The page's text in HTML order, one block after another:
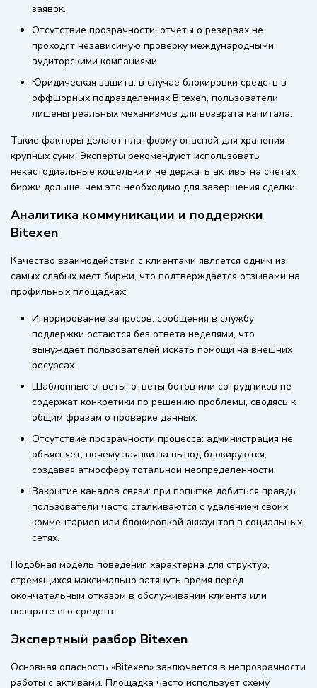
заявок.
Отсутствие прозрачности: отчеты о резервах не
проходят независимую проверку международными
аудиторскими компаниями.
Юридическая защита: в случае блокировки средств в
оффшорных подразделениях Bitexen, пользователи
лишены реальных механизмов для возврата капитала.
Такие факторы делают платформу опасной для хранения
крупных сумм. Эксперты рекомендуют использовать
некастодиальные кошельки и не держать активы на счетах
биржи дольше, чем это необходимо для завершения сделки.
Аналитика коммуникации и поддержки
Bitexen
Качество взаимодействия с клиентами является одним из
самых слабых мест биржи, что подтверждается отзывами на
профильных площадках:
Игнорирование запросов: сообщения в службу
поддержки остаются без ответа неделями, что
вынуждает пользователей искать помощи на внешних
ресурсах.
Шаблонные ответы: ответы ботов или сотрудников не
содержат конкретики по решению проблемы, сводясь к
общим фразам о проверке данных.
Отсутствие прозрачности процесса: администрация не
объясняет, почему заявки на вывод блокируются,
создавая атмосферу тотальной неопределенности.
Закрытие каналов связи: при попытке добиться правды
пользователи часто сталкиваются с удалением своих
комментариев или блокировкой аккаунтов в социальных
сетях.
Подобная модель поведения характерна для структур,
стремящихся максимально затянуть время перед
окончательным отказом в обслуживании клиента или
возврате его средств.
Экспертный разбор Bitexen
Основная опасность «Bitexen» заключается в непрозрачности
работы с активами. Площадка часто использует схему